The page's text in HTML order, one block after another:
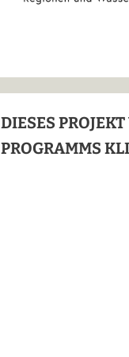
DIESES
PROGRAMMS